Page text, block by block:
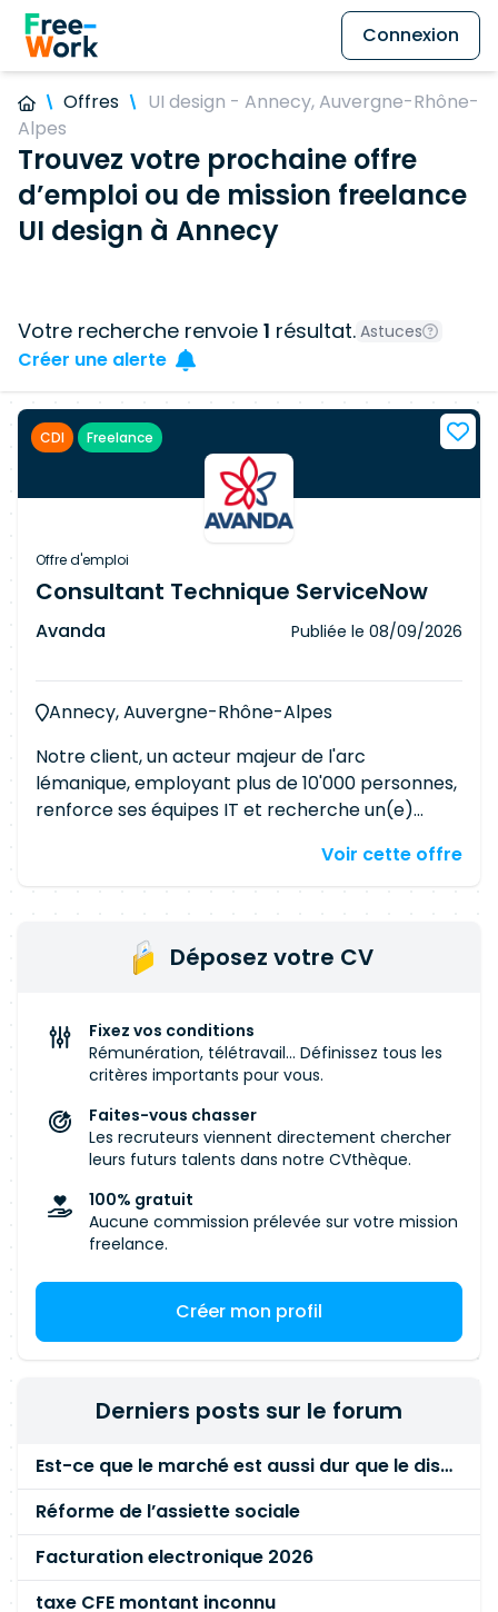
Connexion
Offres
UI design - Annecy, Auvergne-Rhône-
Alpes
Trouvez votre prochaine offre
d’emploi ou de mission freelance
UI design à Annecy
Votre recherche renvoie 1 résultat. Astuces
Créer une alerte
CDI Freelance
Offre d'emploi
Consultant Technique ServiceNow
Avanda Publiée le 08/09/2026
Annecy, Auvergne-Rhône-Alpes
Notre client, un acteur majeur de l'arc
lémanique, employant plus de 10'000 personnes,
renforce ses équipes IT et recherche un(e)
Développeur confirmé. Vous rejoindrez une
métier, développeurs) pour concevoir,
développer et maintenir des solutions
en capitalisant au maximum sur les
fonctionnalités standard du progiciel. Vos
missions principales : Analyse technique à partir
de spécifications fonctionnelles Développement
et maintenance d'applications métier
(AppEngine/CSM) Création de workflows (Flow
Includes, Client Scripts,
Policies) Réalisation
d'intégrations (REST, SOAP, MID Server, LDAP,
runbooks Participation aux tests, déploiements
et support Requirements Diplôme en
informatique (Licence, HES, licence en
moins 3 ans d'expérience confirmée en
développement ServiceNow (AppEngine et
scripting client/serveur Connaissance des
intégrations et web services
(REST/SOAP/JSON/XML) Compréhension de
l'architecture MVC Certifications ServiceNow
(CSA, CAD, CIS-CSM) requises
Voir cette offre
Déposez votre CV
Fixez vos conditions
Rémunération, télétravail... Définissez tous les
critères importants pour vous.
Faites-vous chasser
Les recruteurs viennent directement chercher
leurs futurs talents dans notre CVthèque.
100% gratuit
Aucune commission prélevée sur votre mission
freelance.
Créer mon profil
Derniers posts sur le forum
Est-ce que le marché est aussi dur que le disent les commerciaux ?
Réforme de l’assiette sociale
Facturation electronique 2026
taxe CFE montant inconnu